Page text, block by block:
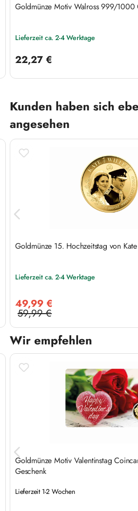
Goldmünze Motiv Walross 999/1000
Lieferzeit ca. 2-4 Werktage
22,27 €
Produktgalerie überspringen
Kunden haben sich
angesehen
Goldmünze 15. Hochzeitstag von
Lieferzeit ca. 2-4 Werktage
49,99 €
Regulärer Preis:
59,99 €
Wir empfehlen
Produktgalerie überspringen
Goldmünze Motiv Valentinstag
Geschenk
Lieferzeit 1-2 Wochen